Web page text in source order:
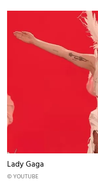
Lady Gaga
© YOUTUBE